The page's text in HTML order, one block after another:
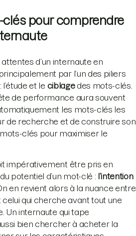
clés pour comprendre
d’un internaute en
par l’un des piliers
et le ciblagedes mots-clés.
de performance aura souvent
les mots-clés les
de recherche et de construire son
clés pour maximiser le
impérativement être pris en
potentiel d’un mot-clé : l’intention
en revient alors à la nuance entre
qui cherche avant tout une
Un internaute qui tape
bien chercher à acheter la